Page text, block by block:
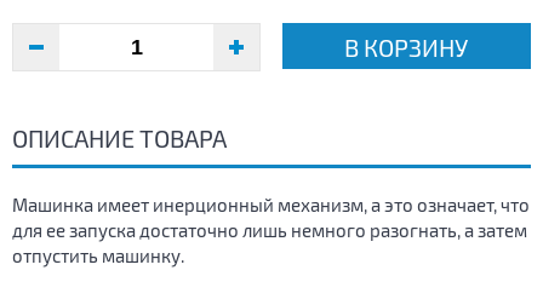
В КОРЗИНУ
ОПИСАНИЕ ТОВАРА
Машинка имеет инерционный механизм, а это означает, что
для ее запуска достаточно лишь немного разогнать, а затем
отпустить машинку.